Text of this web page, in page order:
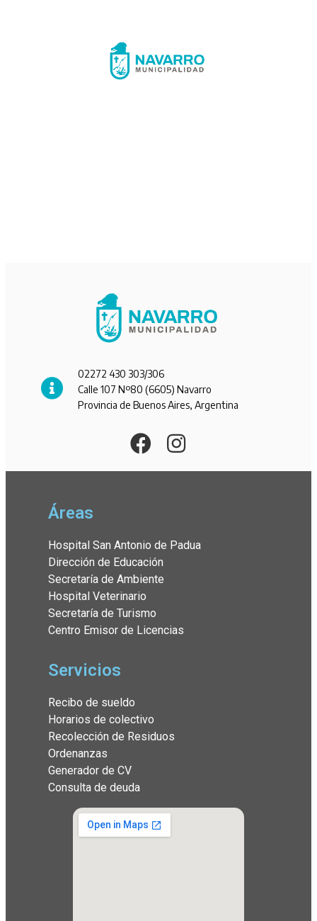
02272 430 303/306
Calle 107 Nº80 (6605) Navarro
Provincia de Buenos Aires, Argentina
Áreas
Hospital San Antonio de Padua
Dirección de Educación
Secretaría de Ambiente
Hospital Veterinario
Secretaría de Turismo
Centro Emisor de Licencias
Servicios
Recibo de sueldo
Horarios de colectivo
Recolección de Residuos
Ordenanzas
Generador de CV
Consulta de deuda